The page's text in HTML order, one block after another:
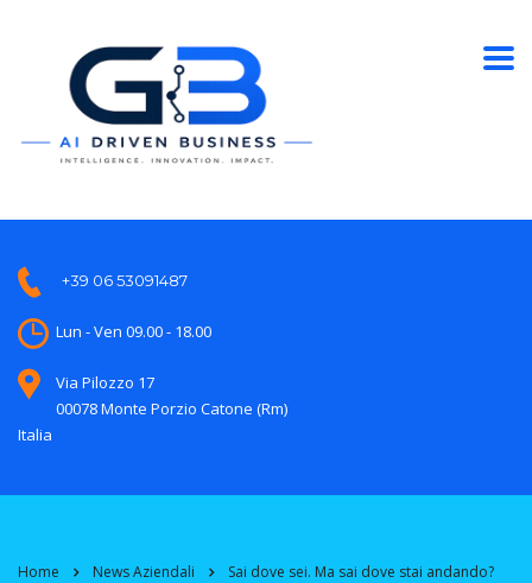
+39 06 53091487
Lun - Ven 09.00 - 18.00
Via Pilozzo 17
00078 Monte Porzio Catone (Rm)
Italia
Home News Aziendali Sai dove sei. Ma sai dove stai andando?